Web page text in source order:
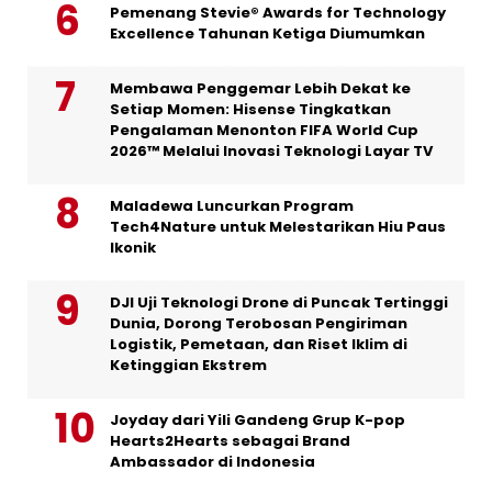
Pemenang Stevie® Awards for Technology
Excellence Tahunan Ketiga Diumumkan
Membawa Penggemar Lebih Dekat ke
Setiap Momen: Hisense Tingkatkan
Pengalaman Menonton FIFA World Cup
2026™ Melalui Inovasi Teknologi Layar TV
Maladewa Luncurkan Program
Tech4Nature untuk Melestarikan Hiu Paus
Ikonik
DJI Uji Teknologi Drone di Puncak Tertinggi
Dunia, Dorong Terobosan Pengiriman
Logistik, Pemetaan, dan Riset Iklim di
Ketinggian Ekstrem
Joyday dari Yili Gandeng Grup K-pop
Hearts2Hearts sebagai Brand
Ambassador di Indonesia